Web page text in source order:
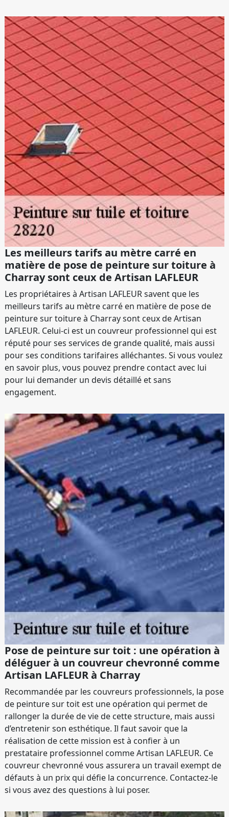
Les meilleurs tarifs au mètre carré en
matière de pose de peinture sur toiture à
Charray sont ceux de Artisan LAFLEUR
Les propriétaires à Artisan LAFLEUR savent que les
meilleurs tarifs au mètre carré en matière de pose de
peinture sur toiture à Charray sont ceux de Artisan
LAFLEUR. Celui-ci est un couvreur professionnel qui est
réputé pour ses services de grande qualité, mais aussi
pour ses conditions tarifaires alléchantes. Si vous voulez
en savoir plus, vous pouvez prendre contact avec lui
pour lui demander un devis détaillé et sans
engagement.
Pose de peinture sur toit : une opération à
déléguer à un couvreur chevronné comme
Artisan LAFLEUR à Charray
Recommandée par les couvreurs professionnels, la pose
de peinture sur toit est une opération qui permet de
rallonger la durée de vie de cette structure, mais aussi
d’entretenir son esthétique. Il faut savoir que la
réalisation de cette mission est à confier à un
prestataire professionnel comme Artisan LAFLEUR. Ce
couvreur chevronné vous assurera un travail exempt de
défauts à un prix qui défie la concurrence. Contactez-le
si vous avez des questions à lui poser.